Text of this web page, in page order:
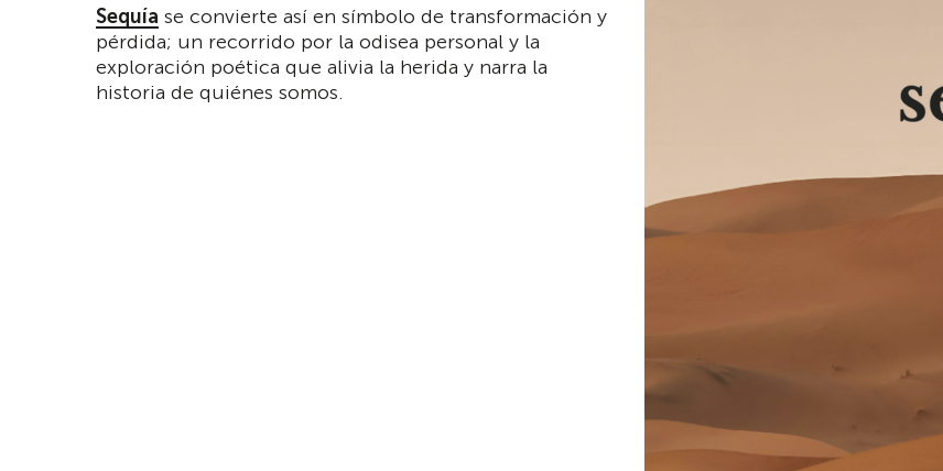
Sequía se convierte así en símbolo de transformación y
pérdida; un recorrido por la odisea personal y la
exploración poética que alivia la herida y narra la
historia de quiénes somos.